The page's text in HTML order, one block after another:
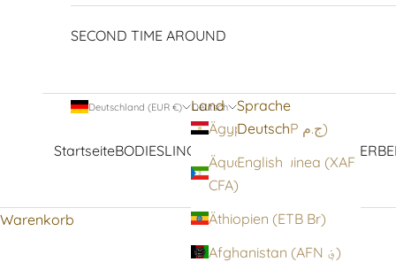
StartseiteBODIESLINGERIE
SECOND TIME AROUND
Deutschland (EUR €)
Land
Ägypten (EGP ج.م)
Äquatorialguinea (XAF
CFA)
Äthiopien (ETB Br)
Afghanistan (AFN ؋)
Deutsch
Sprache
Deutsch
English
Warenkorb